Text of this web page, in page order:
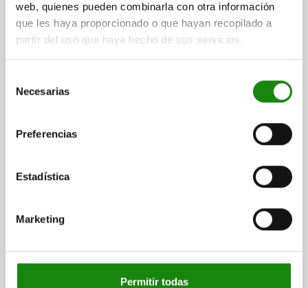
web, quienes pueden combinarla con otra información
que les haya proporcionado o que hayan recopilado a
partir del uso que haya hecho de sus servicios.
Necesarias
Preferencias
Estadística
Marketing
Permitir todas
FUERZA DEL MUELLE INICIAL F1 APROX. N=15
FUERZA DEL MUELLE FINAL F2 APROX. N=34
$299.80
más IVA.
DETALLES
PERNO DE BLOQUEO SIN COLLAR SIN RANURA DE
BLOQUEO TA.4 D1=M20X1,5, D=12, FORMA:J, CON